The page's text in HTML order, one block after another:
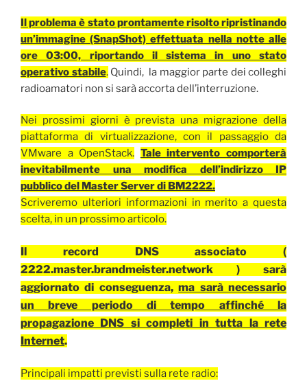
Il problema è stato prontamente risolto ripristinando
un’immagine (SnapShot) effettuata nella notte alle
ore 03:00, riportando il sistema in uno stato
operativo stabile.Quindi, la maggior parte dei colleghi
radioamatori non si sarà accorta dell’interruzione.
Nei prossimi giorni è prevista una migrazione della
piattaforma di virtualizzazione, con il passaggio da
VMware a OpenStack. Tale intervento comporterà
inevitabilmente una modifica dell’indirizzo IP
pubblico del Master Server di BM2222.
Scriveremo ulteriori informazioni in merito a questa
scelta, in un prossimo articolo.
Il record DNS associato (
2222.master.brandmeister.network ) sarà
aggiornato di conseguenza,ma sarà necessario
un breve periodo di tempo affinché la
propagazione DNS si completi in tutta la rete
Internet.
Principali impatti previsti sulla rete radio: